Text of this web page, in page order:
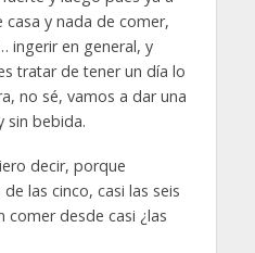
y nada de comer,
ingerir en general, y
tratar de tener un día lo
no sé, vamos a dar una
sin bebida.
decir, porque
las cinco, casi las seis
comer desde casi ¿las